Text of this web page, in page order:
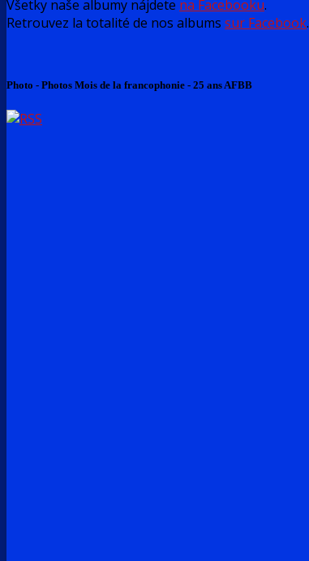
Všetky naše albumy nájdete na Facebooku.
Retrouvez la totalité de nos albums sur Facebook.
Photo - Photos Mois de la francophonie - 25 ans AFBB